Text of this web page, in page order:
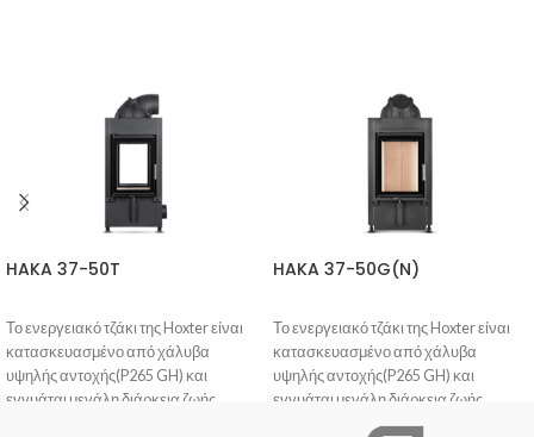
HAKA 37-50T
Το ενεργειακό τζάκι της Hoxter είναι
κατασκευασμένο από χάλυβα
υψηλής αντοχής(P265 GH) και
εγγυάται μεγάλη διάρκεια ζωής.
HAKA 37-50G(N)
Το ενεργειακό τζάκι της Hoxter είναι
κατασκευασμένο από χάλυβα
υψηλής αντοχής(P265 GH) και
εγγυάται μεγάλη διάρκεια ζωής.
Η βαφή του είναι ανθεκτική στις